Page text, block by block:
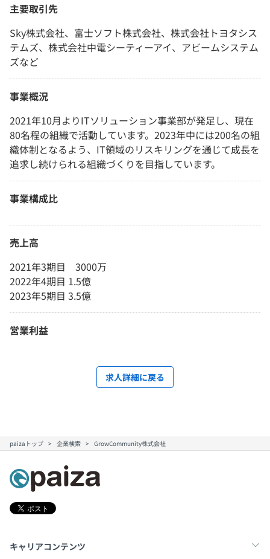
主要取引先
Sky株式会社、富士ソフト株式会社、株式会社トヨタシス
テムズ、株式会社中電シーティーアイ、アビームシステム
ズなど
事業概況
2021年10月よりITソリューション事業部が発足し、現在
80名程の組織で活動しています。2023年中には200名の組
織体制となるよう、IT領域のリスキリングを通じて成長を
追求し続けられる組織づくりを目指しています。
事業構成比
売上高
2021年3期目 3000万
2022年4期目 1.5億
2023年5期目 3.5億
営業利益
求人詳細に戻る
paizaトップ 企業検索 GrowCommunity株式会社
キャリアコンテンツ